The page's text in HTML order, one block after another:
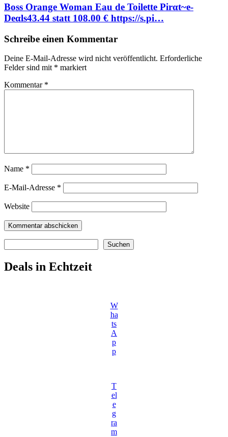
Boss Orange Woman Eau de Toilette Pirαt~е-
Dеαls43.44 statt 108.00 € https://s.pi…
Schreibe einen Kommentar
Deine E-Mail-Adresse wird nicht veröffentlicht. Erforderliche
Felder sind mit * markiert
Kommentar *
Name *
E-Mail-Adresse *
Website
Suchen
Deals in Echtzeit
W
ha
ts
A
p
p
T
el
e
g
ra
m